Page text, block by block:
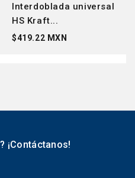
Interdoblada universal
HS Kraft...
$419.22 MXN
¡Contáctanos!